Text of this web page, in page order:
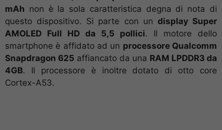
mAh non è la sola caratteristica degna di nota di
questo dispositivo. Si parte con un display Super
AMOLED Full HD da 5,5 pollici. Il motore dello
smartphone è affidato ad un processore Qualcomm
Snapdragon 625 affiancato da una RAM LPDDR3 da
4GB. Il processore è inoltre dotato di otto core
Cortex-A53.